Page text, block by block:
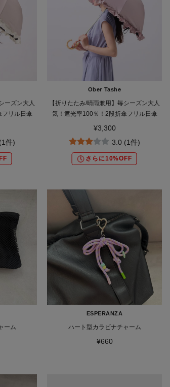
ーズン大人
リル日傘
件)
Ober Tashe
【折りたたみ/晴雨兼用】毎シーズン大人
気！遮光率100％！2段折傘フリル日傘
¥3,300
3.0 (1件)
さらに10%OFF
ーム
ESPERANZA
ハート型カラビナチャーム
¥660